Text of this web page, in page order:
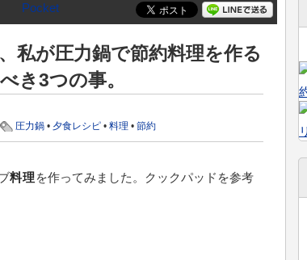
Pocket
私が圧力鍋で節約料理を作る
き3つの事。
圧力鍋 • 夕食レシピ •料理 •節約
料理を作ってみました。クックパッドを参考